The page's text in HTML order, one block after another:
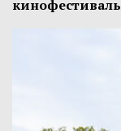
кинофестиваль